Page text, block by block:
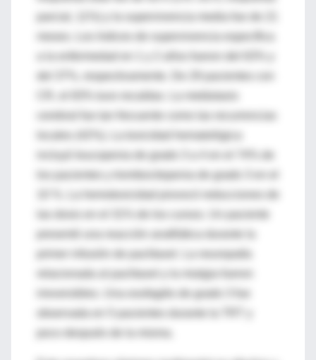
parcial, 11%) y la supervivencia media fue de 21
meses. Los índices de supervivencia específica
locales (42%). La toxicidad hematológica
los pacientes y trombocitopenia de grado 3 en el
primer infusión de paclitaxel. La neuropatía
relacionada al paclitaxel y la mialgia fueron
irreversibles. Una esofagitis de grado 3 fue